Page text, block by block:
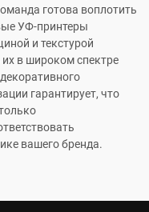
готова воплотить
УФ-принтеры
и текстурой
в широком спектре
гарантирует, что
вашего бренда.